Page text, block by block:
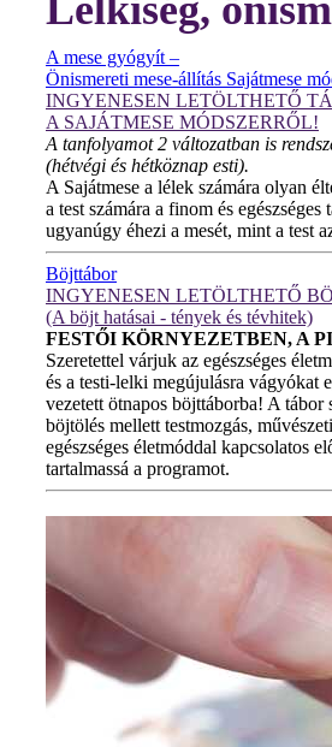
A mese gyógyít –
Önismereti mese-állítás Sajátmese
INGYENESEN LETÖLTHETŐ
A SAJÁTMESE MÓDSZERRŐL!
A tanfolyamot 2 változatban is
(hétvégi és hétköznap esti).
A Sajátmese a lélek számára olyan
a test számára a finom és
ugyanúgy éhezi a mesét, mint a test
Böjttábor
INGYENESEN LETÖLTHETŐ
(A böjt hatásai - tények és tévhitek)
FESTŐI KÖRNYEZETBEN, A
Szeretettel várjuk az egészséges
és a testi-lelki megújulásra vágyókat
vezetett ötnapos böjttáborba! A tábor
böjtölés mellett testmozgás,
egészséges életmóddal kapcsolatos
tartalmassá a programot.